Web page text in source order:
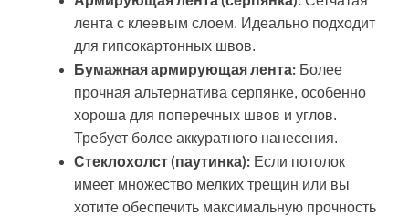
лента с клеевым слоем. Идеально подходит
для гипсокартонных швов.
Бумажная армирующая лента: Более
прочная альтернатива серпянке, особенно
хороша для поперечных швов и углов.
Требует более аккуратного нанесения.
Стеклохолст (паутинка): Если потолок
имеет множество мелких трещин или вы
хотите обеспечить максимальную прочность